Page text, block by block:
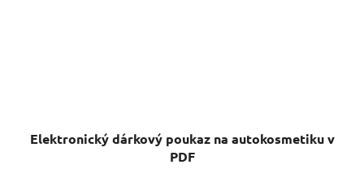
Elektronický dárkový poukaz na autokosmetiku v
PDF